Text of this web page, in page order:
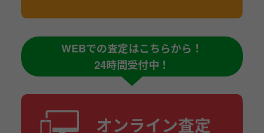
WEBでの査定はこちらから！
24時間受付中！